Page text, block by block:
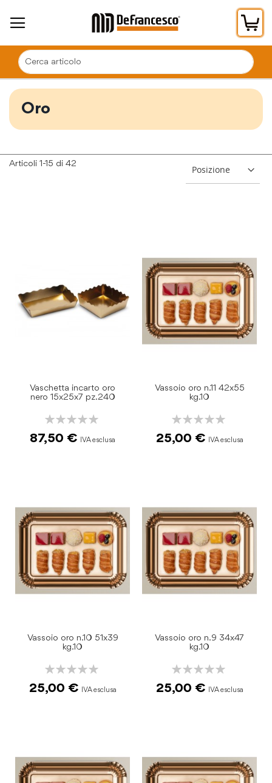
Oro
Articoli 1-15 di 42
Vaschetta incarto oro
nero 15x25x7 pz.240
Rating:
87,50 €
Vassoio oro n.11 42x55
kg.10
Rating:
25,00 €
Vassoio oro n.10 51x39
kg.10
Rating:
25,00 €
Vassoio oro n.9 34x47
kg.10
Rating:
25,00 €